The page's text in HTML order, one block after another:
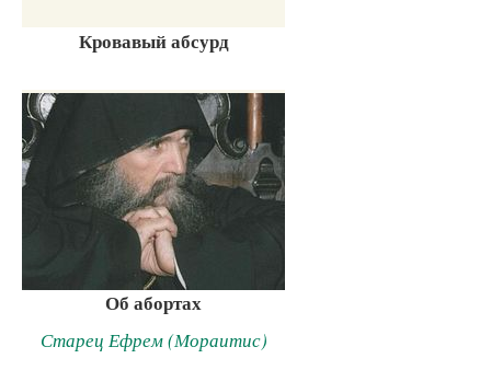
Кровавый абсурд
Об абортах
Старец Ефрем (Мораитис)